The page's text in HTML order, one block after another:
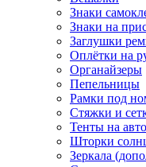
Знаки
Знаки на
Заглушки
Оплётки на
Органайзеры
Пепельницы
Рамки под
Стяжки и
Тенты на
Шторки
Зеркала